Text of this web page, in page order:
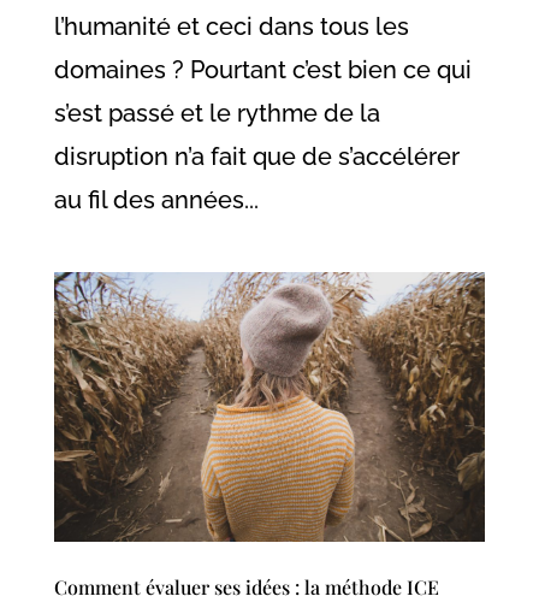
l’humanité et ceci dans tous les
domaines ? Pourtant c’est bien ce qui
s’est passé et le rythme de la
disruption n’a fait que de s’accélérer
au fil des années...
Comment évaluer ses idées : la méthode ICE